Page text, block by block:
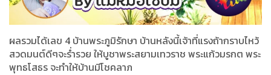
ผลรวมได้เลข 4 บ้านพระภูมิรักษา บ้านหลังนี้เจ้าที่แรงถ้ากราบไหว้
สวดมนต์ดีๆจะร่ำรวย ให้บูชาพระสยามเทวราช พระแก้วมรกต พระ
พุทธโสธร จะทำให้บ้านมีโชคลาภ